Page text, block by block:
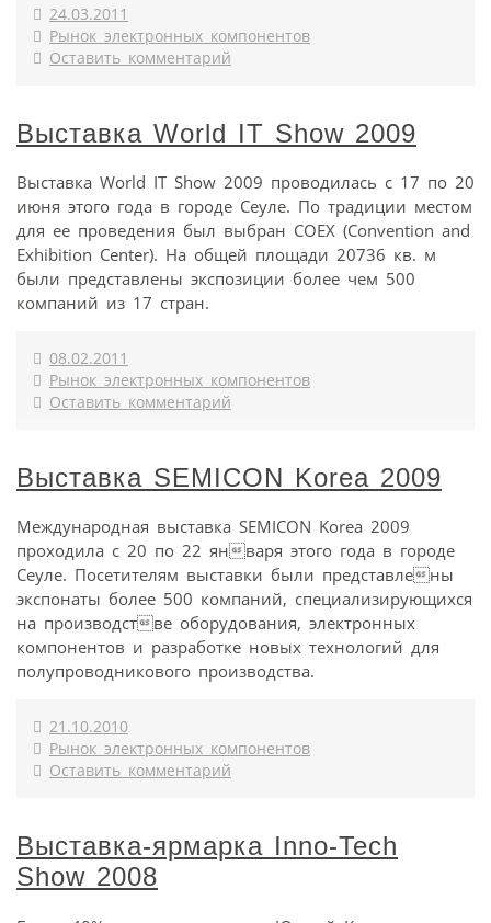
24.03.2011
Рынок электронных компонентов
Оставить комментарий
Выставка World IT Show 2009
Выставка World IT Show 2009 проводилась с 17 по 20
июня этого года в городе Сеуле. По традиции местом
для ее проведения был выбран COEX (Convention and
Exhibition Center). На общей площади 20736 кв. м
были представлены экспозиции более чем 500
компаний из 17 стран.
08.02.2011
Рынок электронных компонентов
Оставить комментарий
Выставка SEMICON Korea 2009
Международная выставка SEMICON Korea 2009
проходила с 20 по 22 января этого года в городе
Сеуле. Посетителям выставки были представлены
экспонаты более 500 компаний, специализирующихся
на производстве оборудования, электронных
компонентов и разработке новых технологий для
полупроводникового производства.
21.10.2010
Рынок электронных компонентов
Оставить комментарий
Выставка-ярмарка Inno-Tech
Show 2008